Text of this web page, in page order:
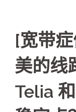
[宽带
美的线
Telia